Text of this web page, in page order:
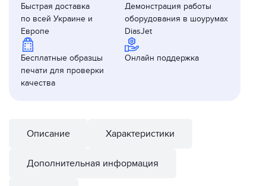
Быстрая доставка
по всей Украине и
Европе
Демонстрация работы
оборудования в шоурумах
DiasJet
Бесплатные образцы
печати для проверки
качества
Онлайн поддержка
Описание Характеристики
Дополнительная информация